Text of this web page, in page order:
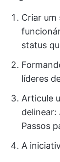
Criar um
status
líderes
Articule
delinear:
Passos
A